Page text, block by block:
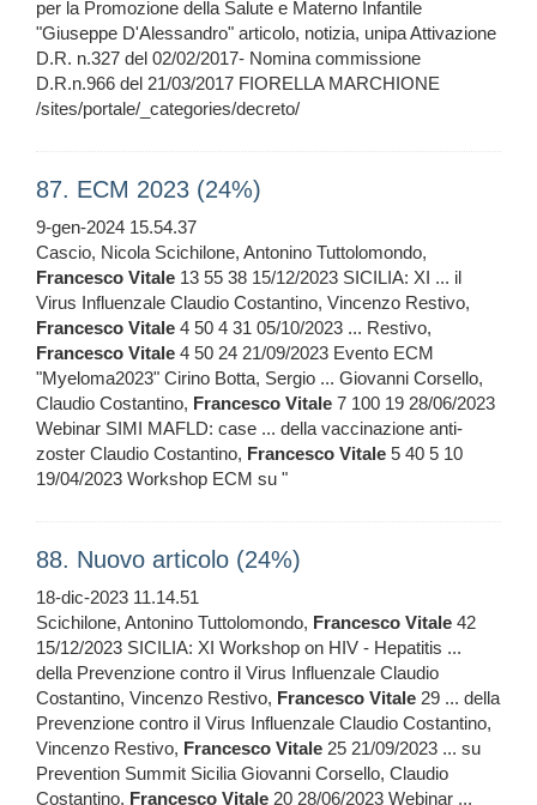
per la Promozione della Salute e Materno Infantile
"Giuseppe D'Alessandro" articolo, notizia, unipa Attivazione
D.R. n.327 del 02/02/2017- Nomina commissione
D.R.n.966 del 21/03/2017 FIORELLA MARCHIONE
/sites/portale/_categories/decreto/
87. ECM 2023 (24%)
9-gen-2024 15.54.37
Cascio, Nicola Scichilone, Antonino Tuttolomondo,
Francesco Vitale 13 55 38 15/12/2023 SICILIA: XI ... il
Virus Influenzale Claudio Costantino, Vincenzo Restivo,
Francesco Vitale 4 50 4 31 05/10/2023 ... Restivo,
Francesco Vitale 4 50 24 21/09/2023 Evento ECM
"Myeloma2023" Cirino Botta, Sergio ... Giovanni Corsello,
Claudio Costantino, Francesco Vitale 7 100 19 28/06/2023
Webinar SIMI MAFLD: case ... della vaccinazione anti-
zoster Claudio Costantino, Francesco Vitale 5 40 5 10
19/04/2023 Workshop ECM su "
88. Nuovo articolo (24%)
18-dic-2023 11.14.51
Scichilone, Antonino Tuttolomondo, Francesco Vitale 42
15/12/2023 SICILIA: XI Workshop on HIV - Hepatitis ...
della Prevenzione contro il Virus Influenzale Claudio
Costantino, Vincenzo Restivo, Francesco Vitale 29 ... della
Prevenzione contro il Virus Influenzale Claudio Costantino,
Vincenzo Restivo, Francesco Vitale 25 21/09/2023 ... su
Prevention Summit Sicilia Giovanni Corsello, Claudio
Costantino, Francesco Vitale 20 28/06/2023 Webinar ...